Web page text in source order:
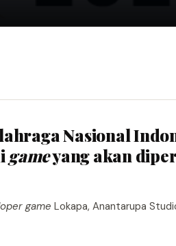
Nasional
gameyang akan
game Lokapa, Anantarupa